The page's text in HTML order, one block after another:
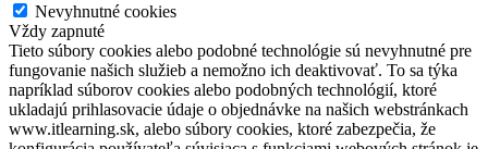
Nevyhnutné cookies
Vždy zapnuté
Tieto súbory cookies alebo podobné technológie sú nevyhnutné pre
fungovanie našich služieb a nemožno ich deaktivovať. To sa týka
napríklad súborov cookies alebo podobných technológií, ktoré
ukladajú prihlasovacie údaje o objednávke na našich webstránkach
www.itlearning.sk, alebo súbory cookies, ktoré zabezpečia, že